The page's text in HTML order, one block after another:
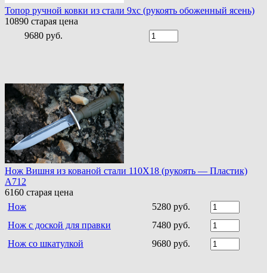
Топор ручной ковки из стали 9хс (рукоять обоженный ясень)
10890 старая цена
9680 руб.
Нож Вишня из кованой стали 110Х18 (рукоять — Пластик)
A712
6160 старая цена
Нож
5280 руб.
Нож с доской для правки
7480 руб.
Нож со шкатулкой
9680 руб.